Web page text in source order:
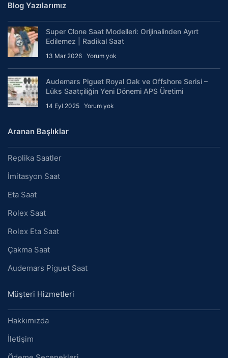
Blog Yazılarımız
Super Clone Saat Modelleri: Orijinalinden Ayırt
Edilemez | Radikal Saat
13 Mar 2026 Yorum yok
Audemars Piguet Royal Oak ve Offshore Serisi –
Lüks Saatçiliğin Yeni Dönemi APS Üretimi
14 Eyl 2025 Yorum yok
Aranan Başlıklar
Replika Saatler
İmitasyon Saat
Eta Saat
Rolex Saat
Rolex Eta Saat
Çakma Saat
Audemars Piguet Saat
Müşteri Hizmetleri
Hakkımızda
İletişim